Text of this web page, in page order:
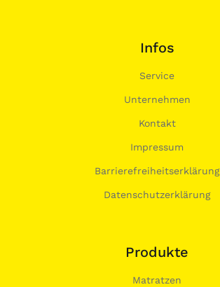
Infos
Service
Unternehmen
Kontakt
Impressum
Barrierefreiheitserklärung
Datenschutzerklärung
Produkte
Matratzen